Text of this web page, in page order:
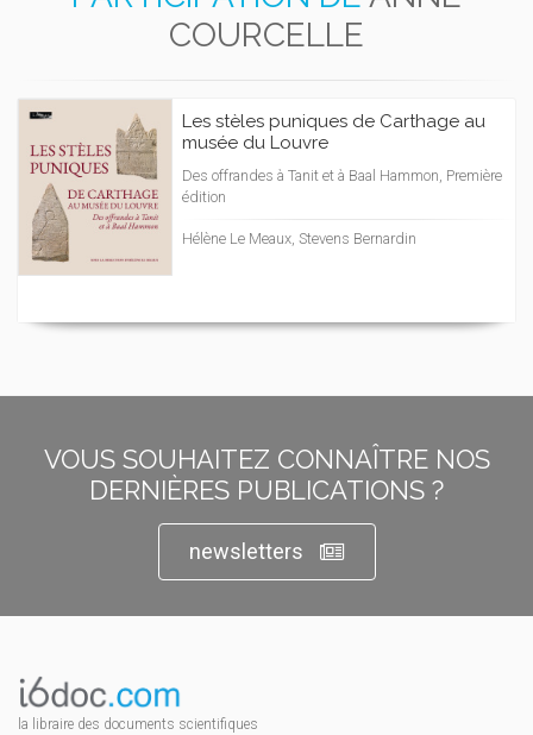
COURCELLE
Les stèles puniques de Carthage au
musée du Louvre
Des offrandes à Tanit et à Baal Hammon, Première
édition
Hélène Le Meaux, Stevens Bernardin
VOUS SOUHAITEZ CONNAÎTRE NOS
DERNIÈRES PUBLICATIONS ?
newsletters
la libraire des documents scientifiques